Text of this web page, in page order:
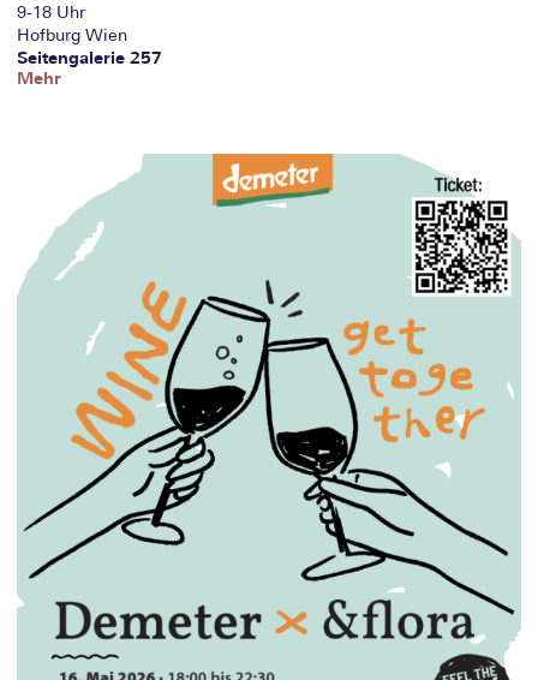
9-18 Uhr
Hofburg Wien
Seitengalerie 257
Mehr